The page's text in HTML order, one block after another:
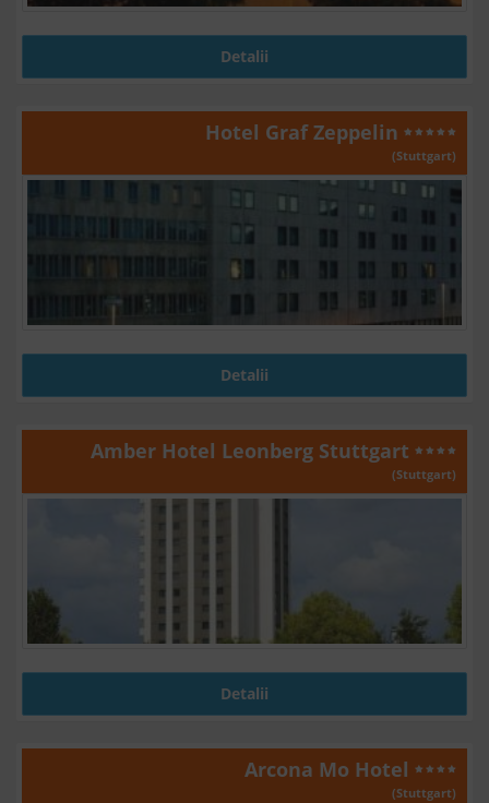
Detalii
Hotel Graf Zeppelin
(Stuttgart)
Detalii
Amber Hotel Leonberg Stuttgart
(Stuttgart)
Detalii
Arcona Mo Hotel
(Stuttgart)